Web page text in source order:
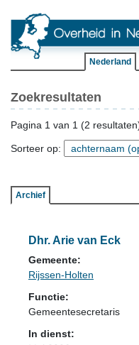
Nederland
Zoekresultaten
Pagina 1 van 1 (2
Sorteer op:
Archief
Dhr. Arie van Eck
Gemeente:
Rijssen-Holten
Functie:
Gemeentesecretaris
In dienst: